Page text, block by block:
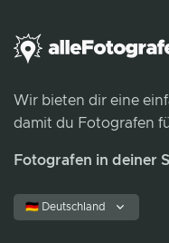
Wir bieten dir eine
damit du Fotografen
Fotografen in deiner
🇩🇪 Deutschland